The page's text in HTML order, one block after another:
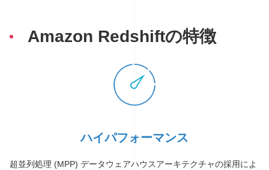
Amazon Redshiftの特徴
ハイパフォーマンス
超並列処理 (MPP) データウェアハウスアーキテクチャの採用によ